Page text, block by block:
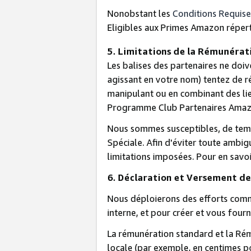
Nonobstant les Conditions
Eligibles aux Primes Amazon
5. Limitations de la
Les balises des partenaires ne
agissant en votre nom) tentez de
manipulant ou en combinant des
Programme Club Partenaires
Nous sommes susceptibles, de
Spéciale. Afin d'éviter toute
limitations imposées. Pour en
6. Déclaration et Versement
Nous déploierons des efforts
interne, et pour créer et vous
La rémunération standard et la
locale (par exemple, en centimes